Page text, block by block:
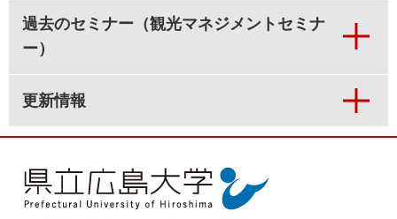
過去のセミナー（観光マネジメントセミナ
ー）
更新情報